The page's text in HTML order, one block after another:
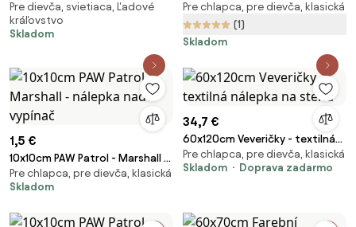
fosforová nálepka nad vypínač
Pre dievča, svietiaca, Ľadové
kráľovstvo
Skladom
nálepka nad vypínač
Pre chlapca, pre dievča, klasická
(1)
Skladom
1,5 €
10x10cm PAW Patrol - Marshall -
nálepka nad vypínač
Pre chlapca, pre dievča, klasická
Skladom
34,7 €
60x120cm Veveričky - textilná
nálepka na stenu
Pre chlapca, pre dievča, klasická
Skladom
Doprava zadarmo